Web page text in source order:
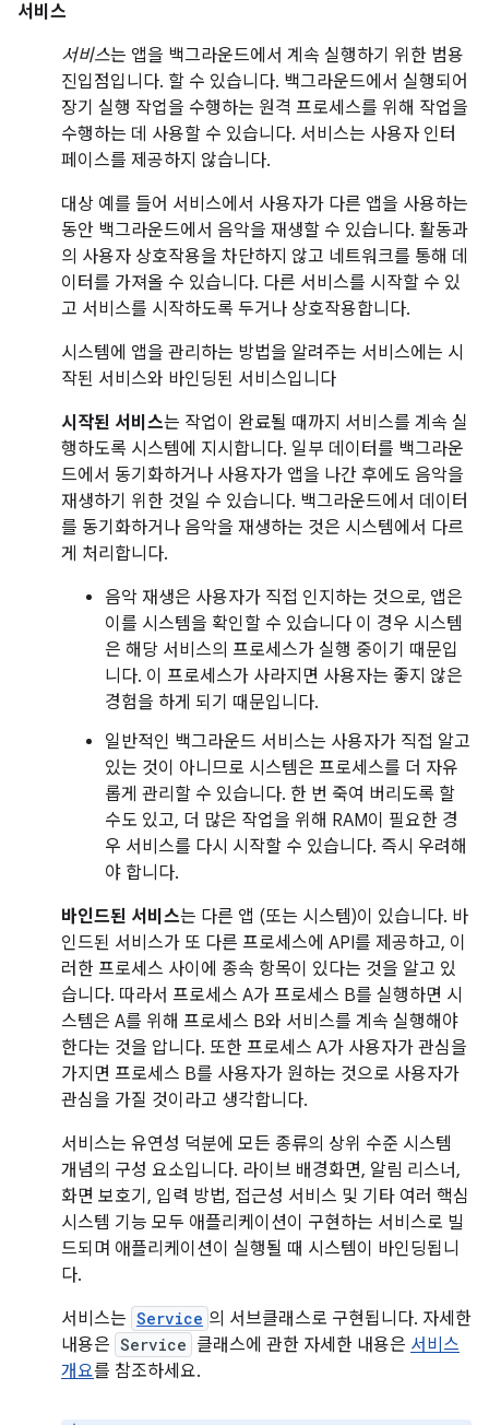
서비스
서비스는 앱을 백그라운드에서 계속 실행하기 위한 범용
진입점입니다. 할 수 있습니다. 백그라운드에서 실행되어
장기 실행 작업을 수행하는 원격 프로세스를 위해 작업을
수행하는 데 사용할 수 있습니다. 서비스는 사용자 인터
페이스를 제공하지 않습니다.
대상 예를 들어 서비스에서 사용자가 다른 앱을 사용하는
동안 백그라운드에서 음악을 재생할 수 있습니다. 활동과
의 사용자 상호작용을 차단하지 않고 네트워크를 통해 데
이터를 가져올 수 있습니다. 다른 서비스를 시작할 수 있
고 서비스를 시작하도록 두거나 상호작용합니다.
시스템에 앱을 관리하는 방법을 알려주는 서비스에는 시
작된 서비스와 바인딩된 서비스입니다
시작된 서비스는 작업이 완료될 때까지 서비스를 계속 실
행하도록 시스템에 지시합니다. 일부 데이터를 백그라운
드에서 동기화하거나 사용자가 앱을 나간 후에도 음악을
재생하기 위한 것일 수 있습니다. 백그라운드에서 데이터
를 동기화하거나 음악을 재생하는 것은 시스템에서 다르
게 처리합니다.
음악 재생은 사용자가 직접 인지하는 것으로, 앱은
이를 시스템을 확인할 수 있습니다 이 경우 시스템
은 해당 서비스의 프로세스가 실행 중이기 때문입
니다. 이 프로세스가 사라지면 사용자는 좋지 않은
경험을 하게 되기 때문입니다.
일반적인 백그라운드 서비스는 사용자가 직접 알고
있는 것이 아니므로 시스템은 프로세스를 더 자유
롭게 관리할 수 있습니다. 한 번 죽여 버리도록 할
수도 있고, 더 많은 작업을 위해 RAM이 필요한 경
우 서비스를 다시 시작할 수 있습니다. 즉시 우려해
야 합니다.
바인드된 서비스는 다른 앱 (또는 시스템)이 있습니다. 바
인드된 서비스가 또 다른 프로세스에 API를 제공하고, 이
러한 프로세스 사이에 종속 항목이 있다는 것을 알고 있
습니다. 따라서 프로세스 A가 프로세스 B를 실행하면 시
스템은 A를 위해 프로세스 B와 서비스를 계속 실행해야
한다는 것을 압니다. 또한 프로세스 A가 사용자가 관심을
가지면 프로세스 B를 사용자가 원하는 것으로 사용자가
관심을 가질 것이라고 생각합니다.
서비스는 유연성 덕분에 모든 종류의 상위 수준 시스템
개념의 구성 요소입니다. 라이브 배경화면, 알림 리스너,
화면 보호기, 입력 방법, 접근성 서비스 및 기타 여러 핵심
시스템 기능 모두 애플리케이션이 구현하는 서비스로 빌
드되며 애플리케이션이 실행될 때 시스템이 바인딩됩니
다.
서비스는 Service 의 서브클래스로 구현됩니다. 자세한
내용은 Service 클래스에 관한 자세한 내용은 서비스
개요를 참조하세요.